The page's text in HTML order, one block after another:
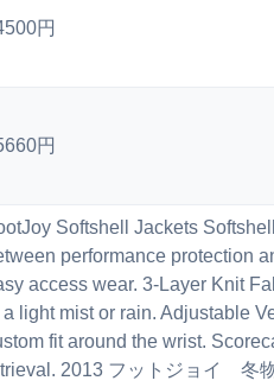
円
円
Softshell Jackets
performance protection
access wear. 3-Layer Knit
a light mist or rain. Adjustable
fit around the wrist.
2013 フットジョイ 冬